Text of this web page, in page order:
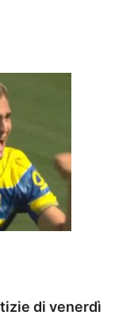
di venerdì